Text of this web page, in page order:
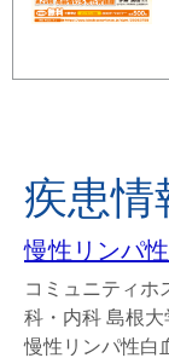
疾患情
慢性リンパ
コミュニティホ
科・内科 島根大
慢性リンパ性白